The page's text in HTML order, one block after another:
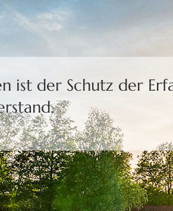
ist der Schutz der
gibt uns die